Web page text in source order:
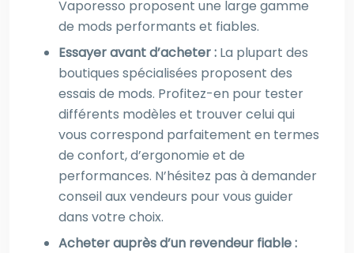
Vaporesso proposent une large gamme
de mods performants et fiables.
Essayer avant d’acheter : La plupart des
boutiques spécialisées proposent des
essais de mods. Profitez-en pour tester
différents modèles et trouver celui qui
vous correspond parfaitement en termes
de confort, d’ergonomie et de
performances. N’hésitez pas à demander
conseil aux vendeurs pour vous guider
dans votre choix.
Acheter auprès d’un revendeur fiable :